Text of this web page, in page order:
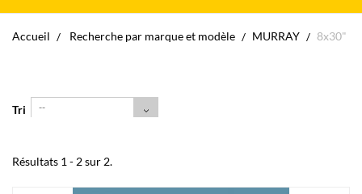
Accueil Recherche par marque et modèle MURRAY 8x30"
Tri --
Résultats 1 - 2 sur 2.